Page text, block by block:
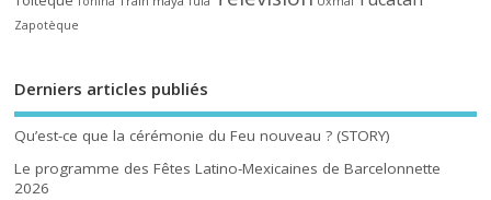
Zapotèque
Derniers articles publiés
Qu’est-ce que la cérémonie du Feu nouveau ? (STORY)
Le programme des Fêtes Latino-Mexicaines de Barcelonnette
2026